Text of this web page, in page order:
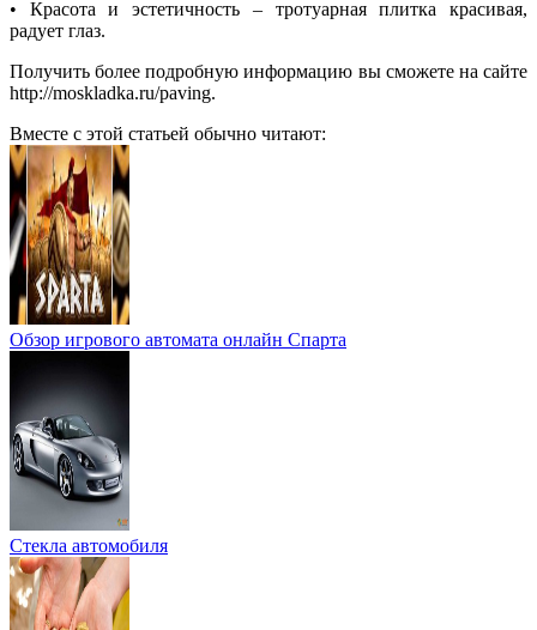
• Красота и эстетичность – тротуарная плитка красивая,
радует глаз.
Получить более подробную информацию вы сможете на сайте
http://moskladka.ru/paving.
Вместе с этой статьей обычно читают:
Обзор игрового автомата онлайн Спарта
Стекла автомобиля